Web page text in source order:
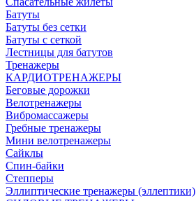
Батуты
Батуты без сетки
Батуты с сеткой
Лестницы для батутов
Тренажеры
КАРДИОТРЕНАЖЕРЫ
Беговые дорожки
Велотренажеры
Вибромассажеры
Гребные тренажеры
Мини велотренажеры
Сайклы
Спин-байки
Степперы
Эллиптические тренажеры (эллептики)